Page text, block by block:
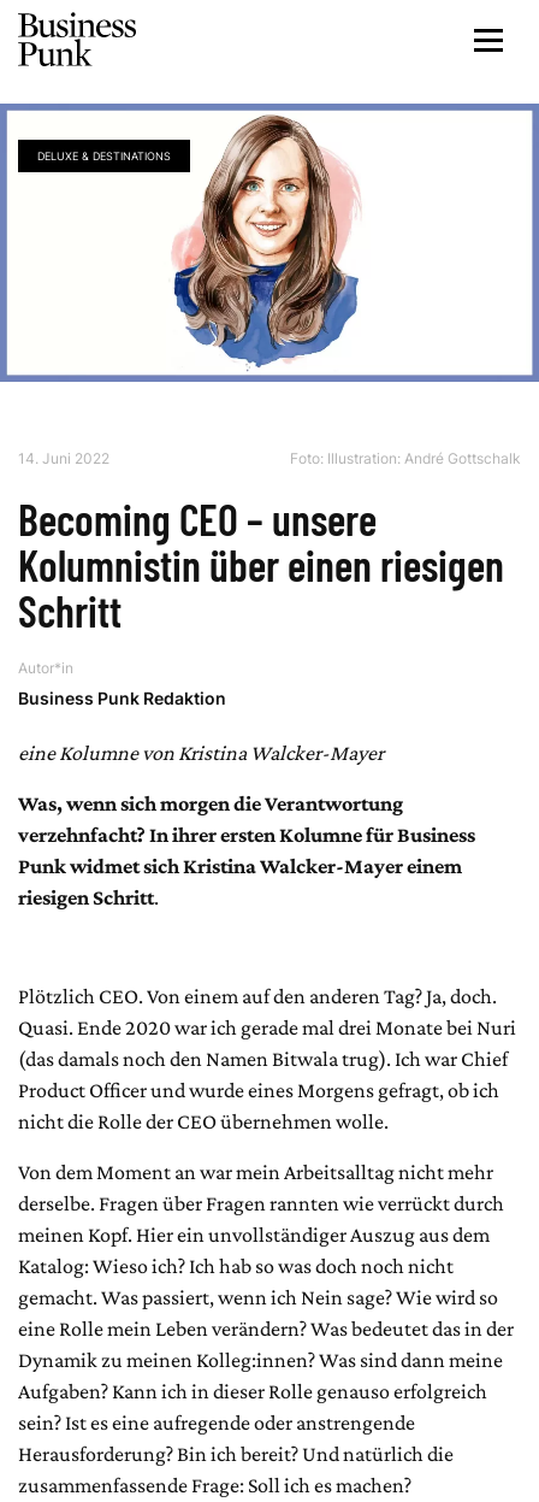
DELUXE & DESTINATIONS
14. Juni 2022 Foto: Illustration: André Gottschalk
Becoming CEO – unsere
Kolumnistin über einen riesigen
Schritt
Autor*in
Business Punk Redaktion
eine Kolumne von Kristina Walcker-Mayer
Was, wenn sich morgen die Verantwortung
verzehnfacht? In ihrer ersten Kolumne für Business
Punk widmet sich Kristina Walcker-Mayer einem
riesigen Schritt.
Plötzlich CEO. Von einem auf den anderen Tag? Ja, doch.
Quasi. Ende 2020 war ich gerade mal drei Monate bei Nuri
(das damals noch den Namen Bitwala trug). Ich war Chief
Product Officer und wurde eines Morgens gefragt, ob ich
nicht die Rolle der CEO übernehmen wolle.
Von dem Moment an war mein Arbeitsalltag nicht mehr
derselbe. Fragen über Fragen rannten wie verrückt durch
meinen Kopf. Hier ein unvollständiger Auszug aus dem
Katalog: Wieso ich? Ich hab so was doch noch nicht
gemacht. Was passiert, wenn ich Nein sage? Wie wird so
eine Rolle mein Leben verändern? Was bedeutet das in der
Dynamik zu meinen Kolleg:innen? Was sind dann meine
Aufgaben? Kann ich in dieser Rolle genauso erfolgreich
sein? Ist es eine aufregende oder anstrengende
Herausforderung? Bin ich bereit? Und natürlich die
zusammenfassende Frage: Soll ich es machen?